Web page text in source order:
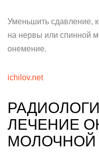
Уменьшить сдавление,
на нервы или спинной
онемение.
ichilov.net
ЛЕЧЕНИЕ